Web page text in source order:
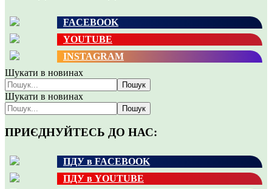
FACEBOOK
YOUTUBE
INSTAGRAM
Шукати в новинах
Пошук
Шукати в новинах
Пошук
ПРИЄДНУЙТЕСЬ ДО НАС:
ПДУ в FACEBOOK
ПДУ в YOUTUBE